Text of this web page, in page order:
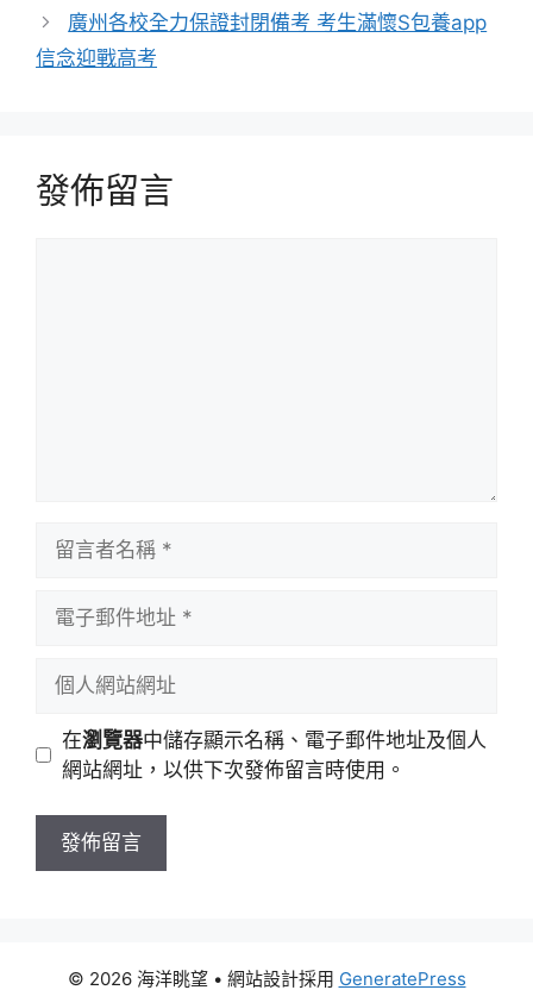
廣州各校全力保證封閉備考 考生滿懷S包養app
信念迎戰高考
發佈留言
址
站
址
在瀏覽器中儲存顯示名稱、電子郵件地址及個人
網站網址，以供下次發佈留言時使用。
© 2026 海洋眺望• 網站設計採用 GeneratePress